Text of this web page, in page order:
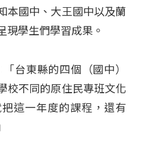
本國中、大王國中以及蘭
現學生們學習成果。
台東縣的四個（國中）
校不同的原住民專班文化
這一年度的課程，還有